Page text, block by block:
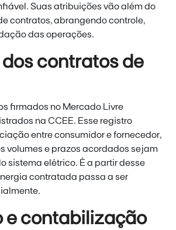
Suas atribuições vão além do
contratos, abrangendo controle,
das operações.
dos contratos de
firmados no Mercado Livre
na CCEE. Esse registro
entre consumidor e fornecedor,
volumes e prazos acordados sejam
sistema elétrico. É a partir desse
contratada passa a ser
e contabilização